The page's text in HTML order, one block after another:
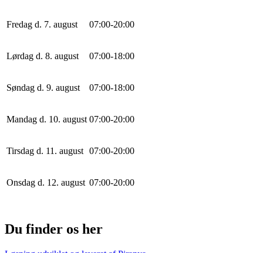
Fredag d. 7. august 07:00-20:00
Lørdag d. 8. august 07:00-18:00
Søndag d. 9. august 07:00-18:00
Mandag d. 10. august 07:00-20:00
Tirsdag d. 11. august 07:00-20:00
Onsdag d. 12. august 07:00-20:00
Du finder os her